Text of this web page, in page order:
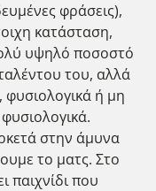
φράσεις),
κατάσταση,
υψηλό ποσοστό
του, αλλά
φυσιολογικά ή μη
στην άμυνα
το ματς. Στο
παιχνίδι που